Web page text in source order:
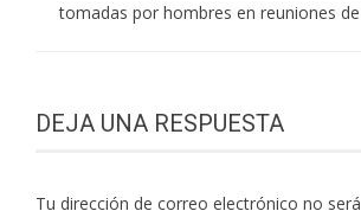
tomadas por hombres en reuniones de
DEJA UNA RESPUESTA
Tu dirección de correo electrónico no